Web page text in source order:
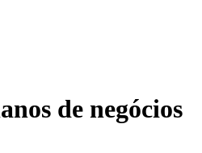
de negócios